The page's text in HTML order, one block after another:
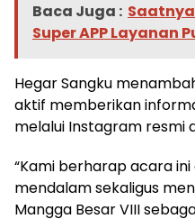
Baca Juga :
Super APP Layanan
Hegar Sangku
aktif memberikan
melalui Instagram resmi
“Kami berharap acara
mendalam sekaligus
Mangga Besar VIII